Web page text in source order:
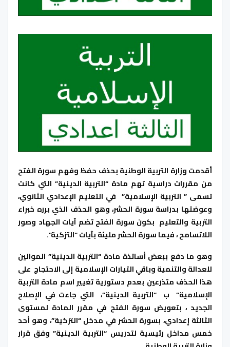
أقدمت وزارة التربية الوطنية بحذف حفظ وفهم سورة الفتح
من مقررات دراسية تهم مادة “التربية الدينية” التي كانت
تسمى ” التربية الإسلامية” في التعليم الإعدادي الثانوي،
وعوضتها بدراسة سورة الحشر، وهو الحذف الذي برره خبراء
التربية والتعليم بكون سورة الفتح تضم آيات الجهاد وصور
اللاتسامح ، فيما سورة الحشر مليئة بآيات “التزكية”.
وهو ما دفع ببعض أساتذة مادة “التربية الدينية” الموالين
للعدالة والتنمية وباقي التيارات الإسلامية إلى الاحتجاج على
هذا الحذف متذرعين بعدم دستورية تغيير اسم مادة التربية
الإسلامية” ب “التربية الدينية”، التي جاءت في الإصلاح
الجديد ، بتعويض سورة الفتح في مقرر المادة لمستوى
الثالثة إعدادي، بسورة الحشر في مدخل “التزكية”، وهو أحد
خمس مداخل رئيسية لتدريس “التربية الدينية” وفق قرار